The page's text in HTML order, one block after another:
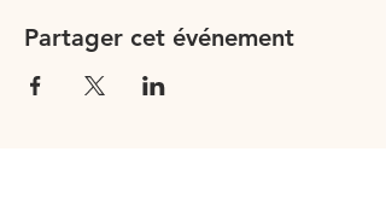
Partager cet événement